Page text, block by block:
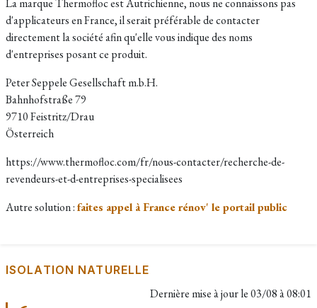
La marque Thermofloc est Autrichienne, nous ne connaissons pas
d'applicateurs en France, il serait préférable de contacter
directement la société afin qu'elle vous indique des noms
d'entreprises posant ce produit.
Peter Seppele Gesellschaft m.b.H.
Bahnhofstraße 79
9710 Feistritz/Drau
Österreich
https://www.thermofloc.com/fr/nous-contacter/recherche-de-
revendeurs-et-d-entreprises-specialisees
Autre solution :faites appel à France rénov' le portail public
ISOLATION NATURELLE
Dernière mise à jour le03/08 à 08:01